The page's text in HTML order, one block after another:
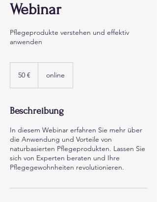
Webinar
Pflegeprodukte verstehen und effektiv
anwenden
50 € online
Beschreibung
In diesem Webinar erfahren Sie mehr über
die Anwendung und Vorteile von
naturbasierten Pflegeprodukten. Lassen Sie
sich von Experten beraten und Ihre
Pflegegewohnheiten revolutionieren.